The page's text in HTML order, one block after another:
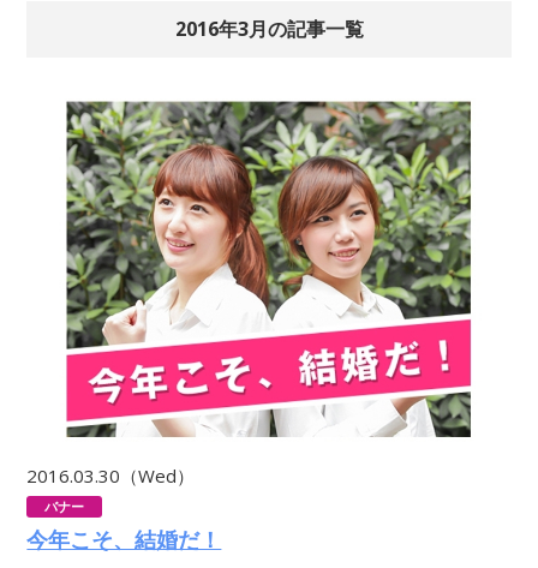
2016年3月の記事一覧
2016.03.30（Wed）
バナー
今年こそ、結婚だ！